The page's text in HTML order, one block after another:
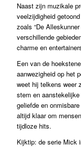
Naast zijn muzikale
veelzijdigheid
zoals “De
verschillende
charme en
Een van de
aanwezigheid op het
weet hij telkens weer
stem en
geliefde en
altijd klaar om
tijdloze hits.
Kijktip: de serie Mick